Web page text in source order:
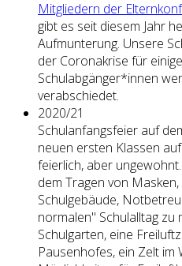
Mitgliedern der
gibt es seit diesem Jahr
Aufmunterung. Unsere
der Coronakrise für
Schulabgänger*innen
verabschiedet.
2020/21
Schulanfangsfeier auf
neuen ersten Klassen
feierlich, aber
dem Tragen von
Schulgebäude,
normalen" Schulalltag zu
Schulgarten, eine
Pausenhofes, ein Zelt im